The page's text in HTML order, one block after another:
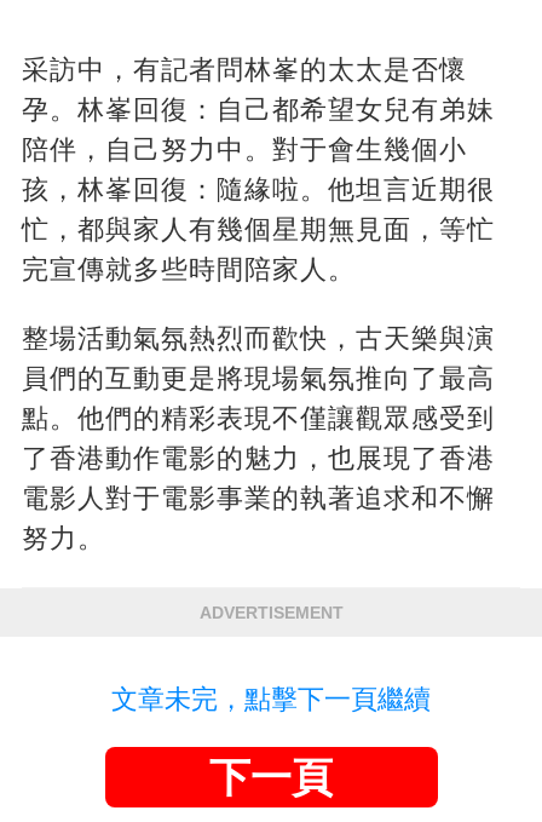
采訪中，有記者問林峯的太太是否懷
孕。林峯回復：自己都希望女兒有弟妹
陪伴，自己努力中。對于會生幾個小
孩，林峯回復：隨緣啦。他坦言近期很
忙，都與家人有幾個星期無見面，等忙
完宣傳就多些時間陪家人。
整場活動氣氛熱烈而歡快，古天樂與演
員們的互動更是將現場氣氛推向了最高
點。他們的精彩表現不僅讓觀眾感受到
了香港動作電影的魅力，也展現了香港
電影人對于電影事業的執著追求和不懈
努力。
ADVERTISEMENT
文章未完，點擊下一頁繼續
下一頁